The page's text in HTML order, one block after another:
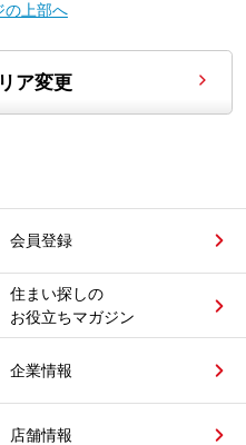
の上部へ
ア変更
会員登録
住まい探しの
お役立ちマガジン
企業情報
店舗情報